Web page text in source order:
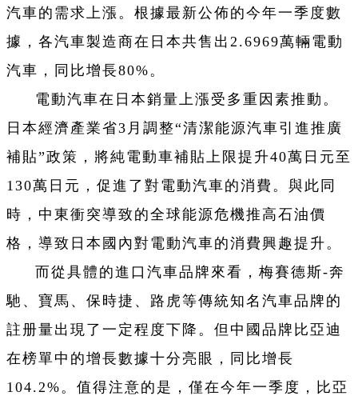
汽車的需求上漲。根據最新公佈的今年一季度數
據，各汽車製造商在日本共售出2.6969萬輛電動
汽車，同比增長80%。
電動汽車在日本銷量上漲受多重因素推動。
日本經濟產業省3月調整“清潔能源汽車引進推廣
補貼”政策，將純電動車補貼上限提升40萬日元至
130萬日元，促進了對電動汽車的消費。與此同
時，中東衝突導致的全球能源危機推高石油價
格，導致日本國內對電動汽車的消費興趣提升。
而從具體的進口汽車品牌來看，梅賽德斯-奔
馳、寶馬、保時捷、路虎等傳統知名汽車品牌的
註册量出現了一定程度下降。但中國品牌比亞迪
在榜單中的增長數據十分亮眼，同比增長
104.2%。值得注意的是，僅在今年一季度，比亞